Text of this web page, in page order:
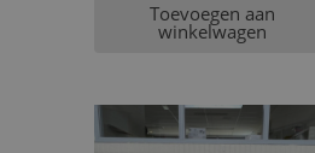
Toevoegen aan
winkelwagen